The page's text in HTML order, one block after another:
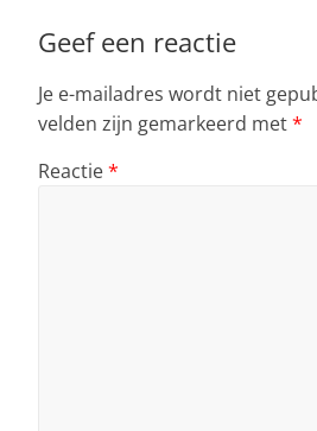
Geef een reactie
Je e-mailadres wordt niet
velden zijn gemarkeerd met*
Reactie*